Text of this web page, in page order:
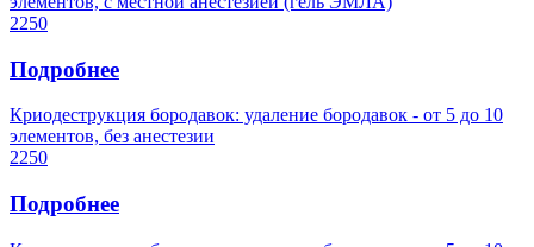
2250
Подробнее
Криодеструкция бородавок: удаление бородавок - от 5 до 10
элементов, без анестезии
2250
Подробнее